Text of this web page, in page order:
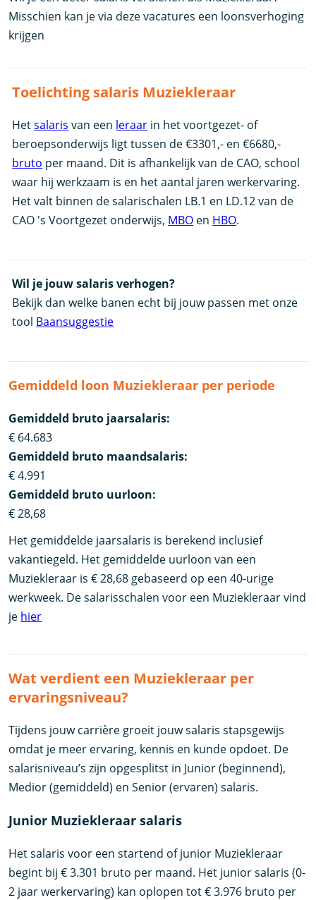
Misschien kan je via deze vacatures een loonsverhoging
krijgen
Toelichting salaris Muziekleraar
Hetsalaris van een leraar in het voortgezet- of
beroepsonderwijs ligt tussen de €3301,- en €6680,-
bruto per maand. Dit is afhankelijk van de CAO, school
waar hij werkzaam is en het aantal jaren werkervaring.
Het valt binnen de salarischalen LB.1 en LD.12 van de
CAO 's Voortgezet onderwijs, MBO en HBO.
Wil je jouw salaris verhogen?
Bekijk dan welke banen echt bij jouw passen met onze
tool Baansuggestie
Gemiddeld loon Muziekleraar per periode
Gemiddeld bruto jaarsalaris:
€ 64.683
Gemiddeld bruto maandsalaris:
€ 4.991
Gemiddeld bruto uurloon:
€ 28,68
Het gemiddelde jaarsalaris is berekend inclusief
vakantiegeld. Het gemiddelde uurloon van een
Muziekleraar is € 28,68 gebaseerd op een 40-urige
werkweek. De salarisschalen voor een Muziekleraar vind
je hier
Wat verdient een Muziekleraar per
ervaringsniveau?
Tijdens jouw carrière groeit jouw salaris stapsgewijs
omdat je meer ervaring, kennis en kunde opdoet. De
salarisniveau’s zijn opgesplitst in Junior (beginnend),
Medior (gemiddeld) en Senior (ervaren) salaris.
Junior Muziekleraar salaris
Het salaris voor een startend of junior Muziekleraar
begint bij € 3.301 bruto per maand. Het junior salaris (0-
2 jaar werkervaring) kan oplopen tot € 3.976 bruto per